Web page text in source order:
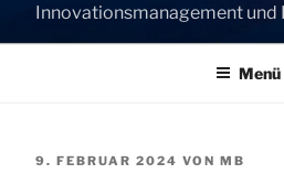
Innovationsmanagement
Menü
VERÖFFENTLICHT
9. FEBRUAR 2024 VON MB